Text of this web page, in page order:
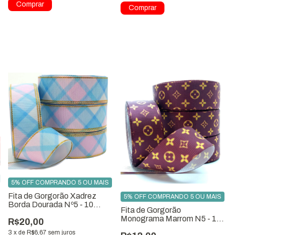
Fita de Gorgorão Xadrez
Borda Dourada Nº5 - 10
R$20,00
3 xde R$6,67 sem juros
5% OFF COMPRANDO 5 OU MAIS
Fita de Gorgorão
Monograma Marrom N5 - 10
5% OFF COMPRANDO 5 OU MAIS